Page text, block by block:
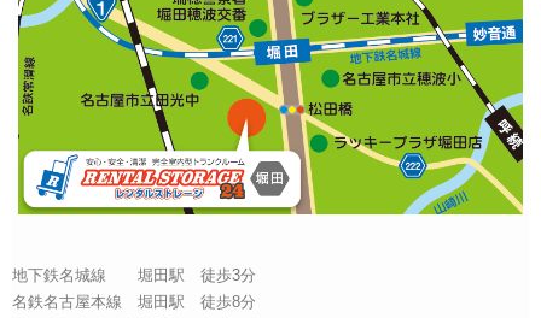
地下鉄名城線 堀田駅 徒歩3分
名鉄名古屋本線 堀田駅 徒歩8分